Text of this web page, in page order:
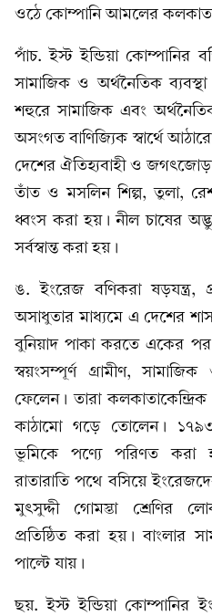
ওঠে কোম্পানি আমলের
পাঁচ. ইস্ট ইন্ডিয়া কোম্পানির
সামাজিক ও অর্থনৈতিক
শহুরে সামাজিক এবং
অসংগত বাণিজ্যিক স্বার্থে
দেশের ঐতিহ্যবাহী ও
তাঁত ও মসলিন শিল্প, তুলা,
ধ্বংস করা হয়। নীল চাষের
সর্বস্বান্ত করা হয়।
ঙ. ইংরেজ বণিকরা
অসাধুতার মাধ্যমে এ দেশের
বুনিয়াদ পাকা করতে একের
স্বয়ংসম্পূর্ণ গ্রামীণ,
ফেলেন। তারা
কাঠামো গড়ে তোলেন। ১৭৯৩
ভূমিকে পণ্যে পরিণত করা
রাতারাতি পথে বসিয়ে
মুৎসুদ্দী গোমস্তা শ্রেণির
প্রতিষ্ঠিত করা হয়। বাংলার
পাল্টে যায়।
ছয়. ইস্ট ইন্ডিয়া কোম্পানির